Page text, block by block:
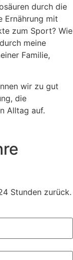
durch die
Ernährung mit
zum Sport? Wie
meine
Familie,
wir zu gut
die
Alltag auf.
Stunden zurück.